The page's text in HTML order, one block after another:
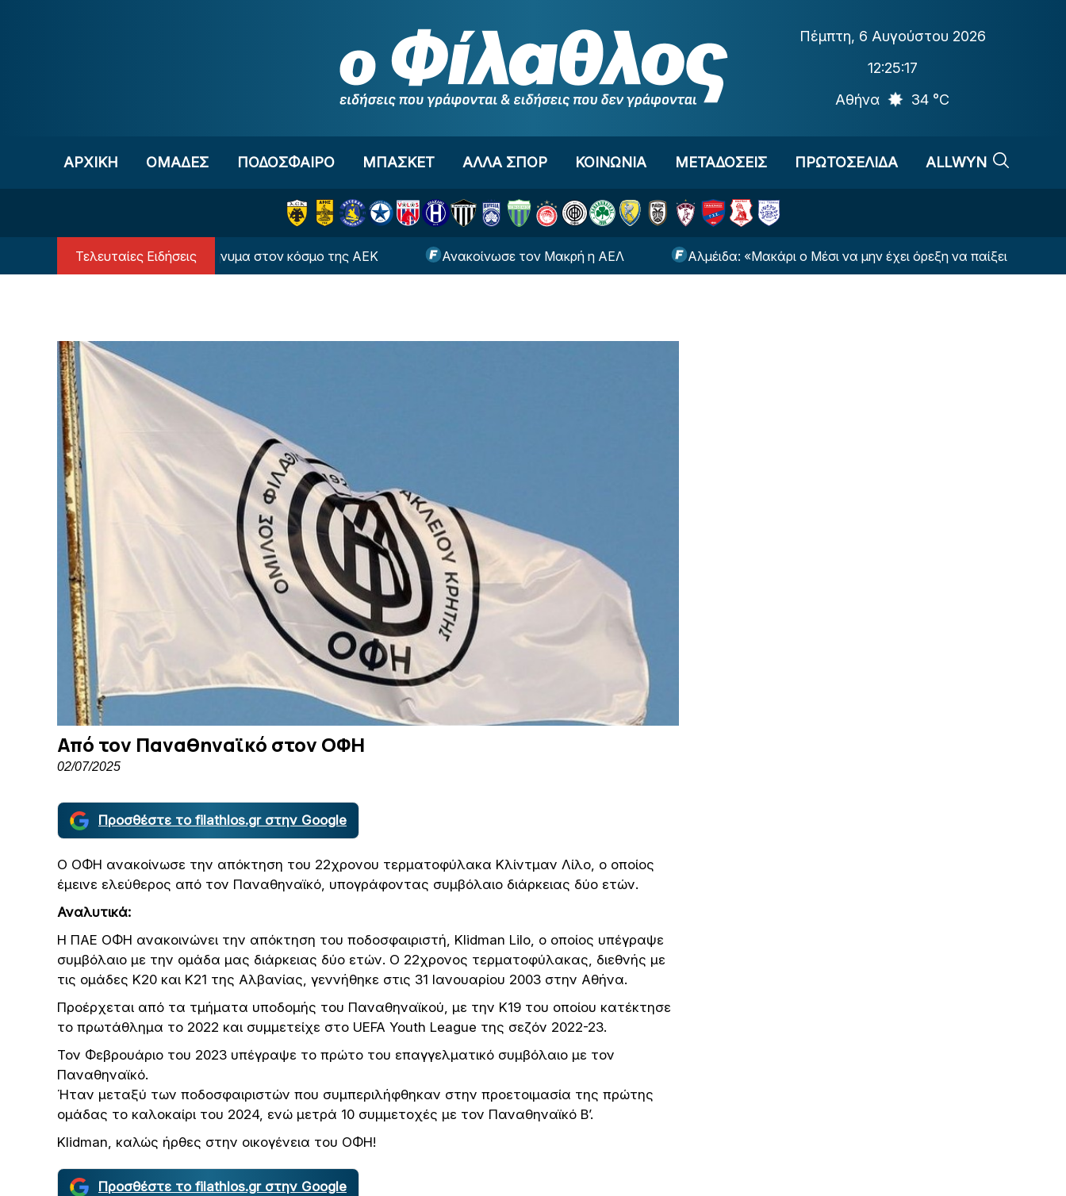
Πέμπτη, 6 Αυγούστου 2026
12:25:18
Αθήνα
34 °C
ΑΡΧΙΚΗ OΜΑΔΕΣ ΠΟΔΟΣΦΑΙΡΟ ΜΠΑΣΚΕΤ ΑΛΛΑ ΣΠΟΡ ΚΟΙΝΩΝΙΑ ΜΕΤΑΔΟΣΕΙΣ ΠΡΩΤΟΣΕΛΙΔΑ ALLWYN
Τελευταίες Ειδήσεις
Ο Βιτάλις έστειλε μήνυμα στον κόσμο της ΑΕΚ Ανακοίνωσε τον Μακρή η ΑΕΛ Αλμέιδα: «Μακάρι ο Μέσι να μην έχει όρεξη να παίξει μαζί μας»
Από τον Παναθηναϊκό στον ΟΦΗ
02/07/2025
Προσθέστε το filathlos.gr στην Google
Ο ΟΦΗ ανακοίνωσε την απόκτηση του 22χρονου τερματοφύλακα Κλίντμαν Λίλο, ο οποίος
έμεινε ελεύθερος από τον Παναθηναϊκό, υπογράφοντας συμβόλαιο διάρκειας δύο ετών.
Αναλυτικά:
Η ΠΑΕ ΟΦΗ ανακοινώνει την απόκτηση του ποδοσφαιριστή, Klidman Lilo, ο οποίος υπέγραψε
συμβόλαιο με την ομάδα μας διάρκειας δύο ετών. Ο 22χρονος τερματοφύλακας, διεθνής με
τις ομάδες Κ20 και Κ21 της Αλβανίας, γεννήθηκε στις 31 Ιανουαρίου 2003 στην Αθήνα.
Προέρχεται από τα τμήματα υποδομής του Παναθηναϊκού, με την Κ19 του οποίου κατέκτησε
το πρωτάθλημα το 2022 και συμμετείχε στο UEFA Youth League της σεζόν 2022-23.
Τον Φεβρουάριο του 2023 υπέγραψε το πρώτο του επαγγελματικό συμβόλαιο με τον
Παναθηναϊκό.
Ήταν μεταξύ των ποδοσφαιριστών που συμπεριλήφθηκαν στην προετοιμασία της πρώτης
ομάδας το καλοκαίρι του 2024, ενώ μετρά 10 συμμετοχές με τον Παναθηναϊκό Β’.
Klidman, καλώς ήρθες στην οικογένεια του ΟΦΗ!
Προσθέστε το filathlos.gr στην Google